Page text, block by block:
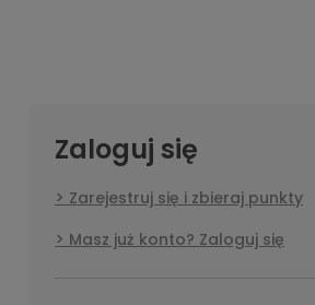
Zaloguj się
Zarejestruj się i zbieraj punkty
Masz już konto? Zaloguj się